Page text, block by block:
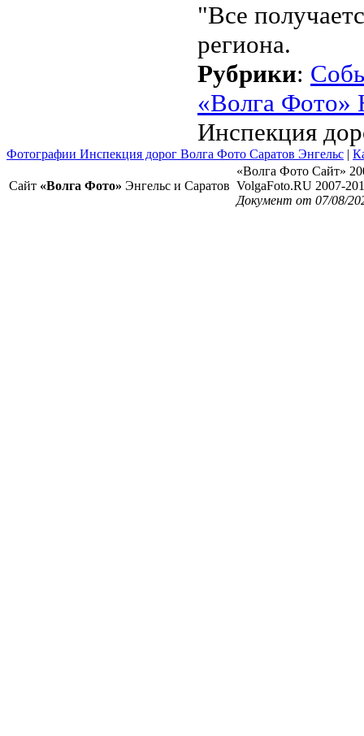
"Все
региона.
Рубрики:
«Волга Фото»
Инспекция
Фотографии Инспекция дорог Волга Фото Саратов Энгельс |
Сайт «Волга Фото» Энгельс и Саратов
«Волга Фото Сайт»
VolgaFoto.RU 2007-
Документ от 07/08/